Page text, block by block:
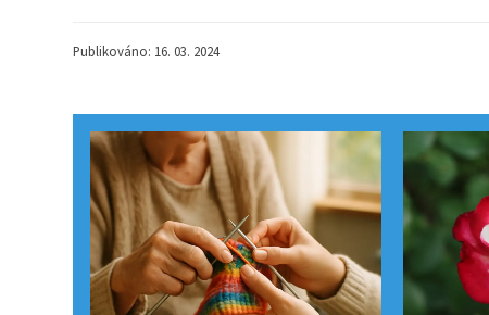
Publikováno: 16. 03. 2024